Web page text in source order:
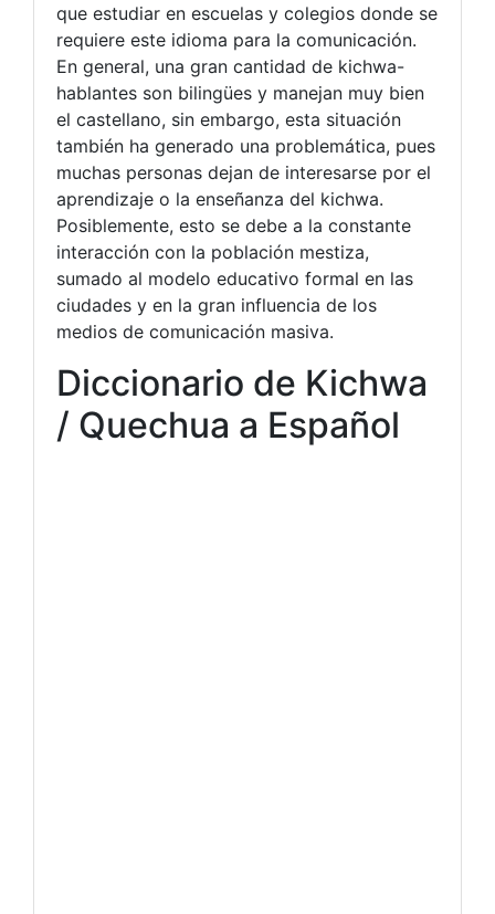
que estudiar en escuelas y colegios donde se
requiere este idioma para la comunicación.
En general, una gran cantidad de kichwa-
hablantes son bilingües y manejan muy bien
el castellano, sin embargo, esta situación
también ha generado una problemática, pues
muchas personas dejan de interesarse por el
aprendizaje o la enseñanza del kichwa.
Posiblemente, esto se debe a la constante
interacción con la población mestiza,
sumado al modelo educativo formal en las
ciudades y en la gran influencia de los
medios de comunicación masiva.
Diccionario de Kichwa
/ Quechua a Español